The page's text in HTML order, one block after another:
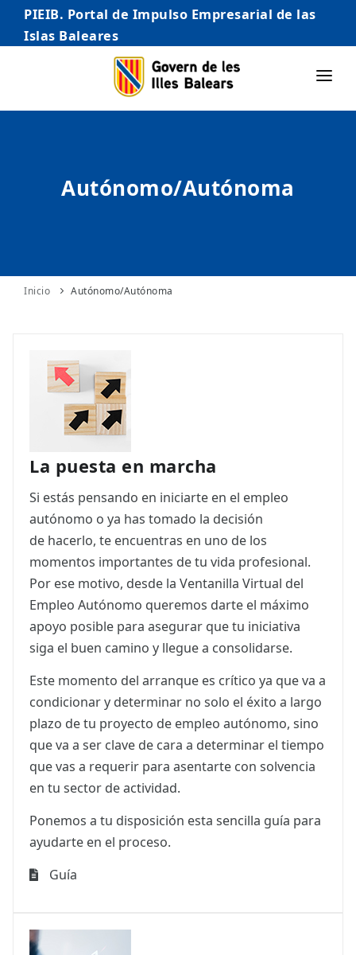
PIEIB. Portal de Impulso Empresarial de las
Islas Baleares
INICIO
AUTÓNOMO/AUTÓNOMA
INTERNACIONALIZACIÓN
Autónomo/Autónoma
Inicio Autónomo/Autónoma
La puesta en marcha
Si estás pensando en iniciarte en el empleo
autónomo o ya has tomado la decisión
de hacerlo, te encuentras en uno de los
momentos importantes de tu vida profesional.
Por ese motivo, desde la Ventanilla Virtual del
Empleo Autónomo queremos darte el máximo
apoyo posible para asegurar que tu iniciativa
siga el buen camino y llegue a consolidarse.
Este momento del arranque es crítico ya que va a
condicionar y determinar no solo el éxito a largo
plazo de tu proyecto de empleo autónomo, sino
que va a ser clave de cara a determinar el tiempo
que vas a requerir para asentarte con solvencia
en tu sector de actividad.
Ponemos a tu disposición esta sencilla guía para
ayudarte en el proceso.
Guía